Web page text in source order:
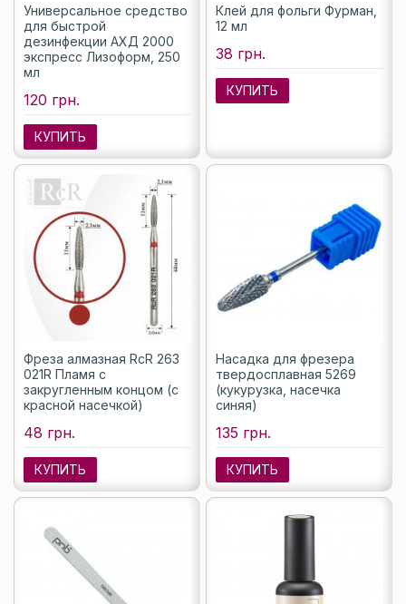
Универсальное средство
для быстрой
дезинфекции АХД 2000
экспресс Лизоформ, 250
мл
120 грн.
КУПИТЬ
Клей для фольги Фурман,
12 мл
38 грн.
КУПИТЬ
Фреза алмазная RcR 263
021R Пламя с
закругленным концом (с
красной насечкой)
48 грн.
КУПИТЬ
Насадка для фрезера
твердосплавная 5269
(кукурузка, насечка
синяя)
135 грн.
КУПИТЬ